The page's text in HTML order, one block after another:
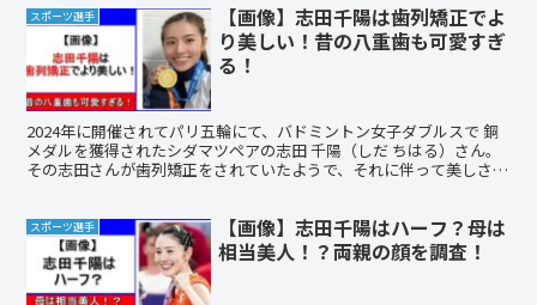
スポーツ選手
【画像】志田千陽は歯列矯正でよ
り美しい！昔の八重歯も可愛すぎ
る！
2024年に開催されてパリ五輪にて、バドミントン女子ダブルスで 銅
メダルを獲得されたシダマツペアの志田 千陽（しだ ちはる）さん。
その志田さんが歯列矯正をされていたようで、それに伴って美しさが
スポーツ選手
【画像】志田千陽はハーフ？母は
相当美人！？両親の顔を調査！